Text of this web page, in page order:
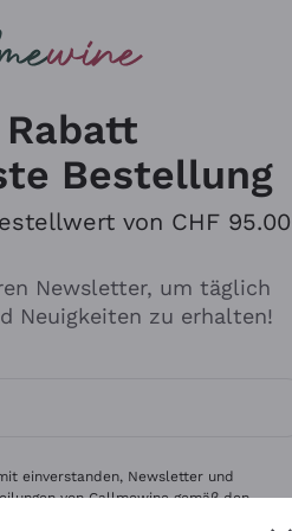
Gavi
Rabatt
Bestellung
von CHF 95.00
Newsletter, um täglich
Neuigkeiten zu erhalten!
zum Erhalt von
einverstanden, Newsletter und
von Callmewine gemäß den -